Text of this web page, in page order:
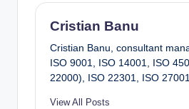
Cristian Banu
Cristian Banu, consultant
ISO 9001, ISO 14001, ISO
22000), ISO 22301, ISO 27001.
View All Posts